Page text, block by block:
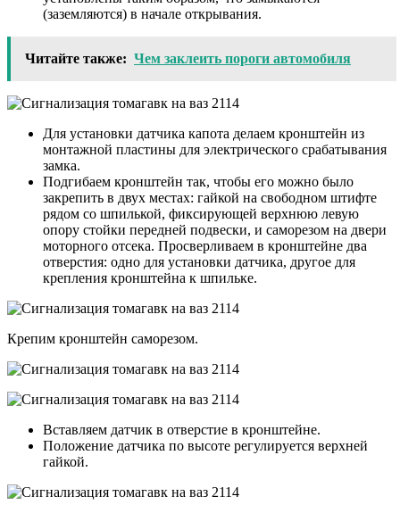
(заземляются) в начале открывания.
Читайте также: Чем заклеить пороги автомобиля
Для установки датчика капота делаем кронштейн из
монтажной пластины для электрического срабатывания
замка.
Подгибаем кронштейн так, чтобы его можно было
закрепить в двух местах: гайкой на свободном штифте
рядом со шпилькой, фиксирующей верхнюю левую
опору стойки передней подвески, и саморезом на двери
моторного отсека. Просверливаем в кронштейне два
отверстия: одно для установки датчика, другое для
крепления кронштейна к шпильке.
Крепим кронштейн саморезом.
Вставляем датчик в отверстие в кронштейне.
Положение датчика по высоте регулируется верхней
гайкой.